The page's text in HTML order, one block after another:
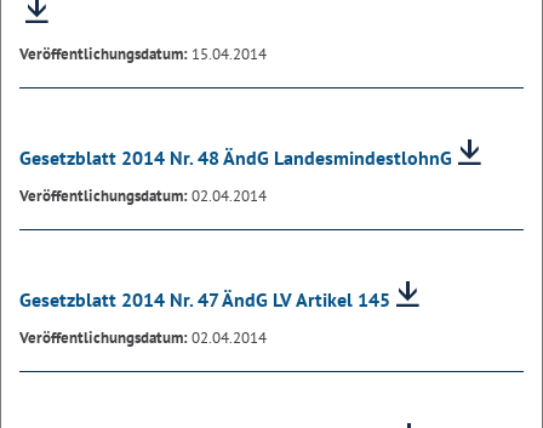
Veröffentlichungsdatum: 15.04.2014
Gesetzblatt 2014 Nr. 48 ÄndG LandesmindestlohnG
Veröffentlichungsdatum:02.04.2014
Gesetzblatt 2014 Nr. 47 ÄndG LV Artikel 145
Veröffentlichungsdatum:02.04.2014